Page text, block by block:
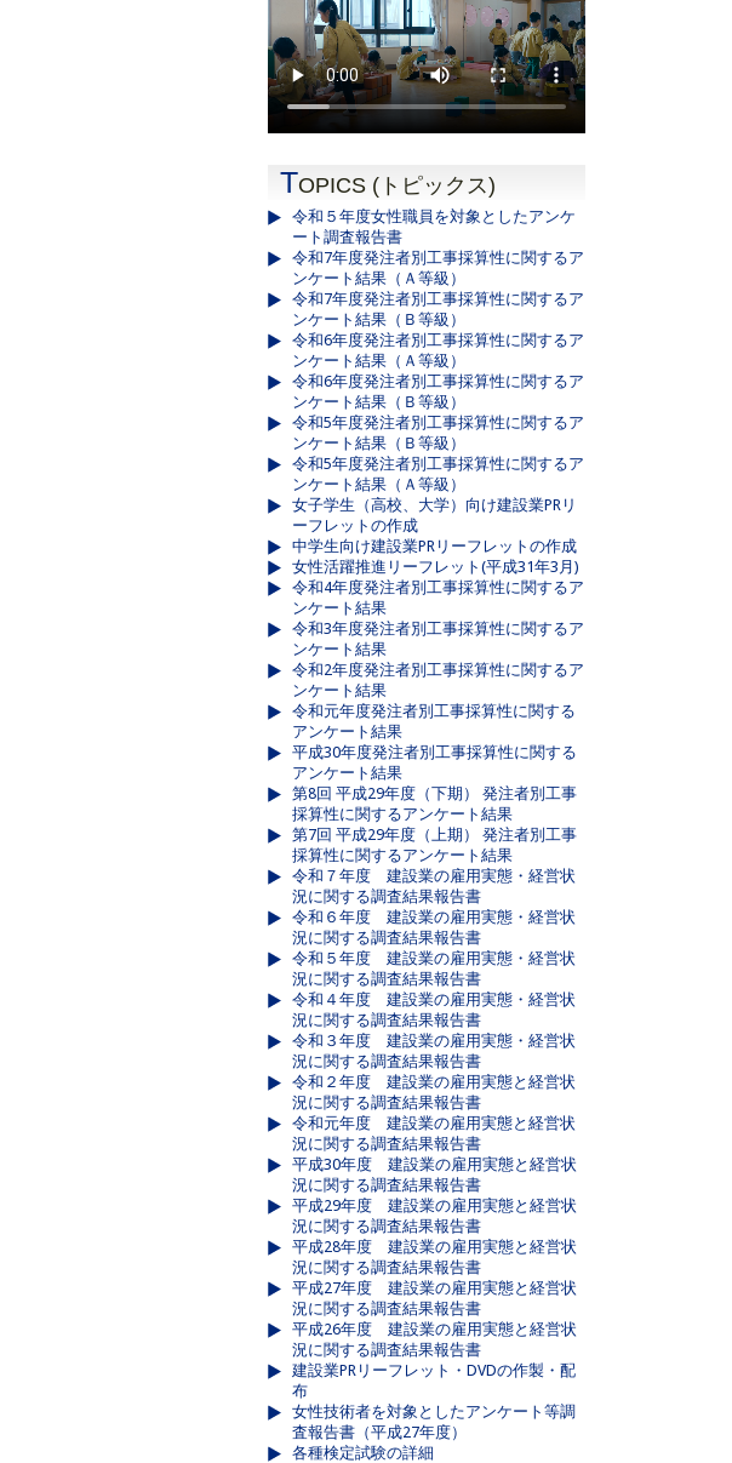
TOPICS (トピックス)
令和５年度女性職員を対象としたアンケ
ート調査報告書
令和7年度発注者別工事採算性に関するア
ンケート結果（Ａ等級）
令和7年度発注者別工事採算性に関するア
ンケート結果（Ｂ等級）
令和6年度発注者別工事採算性に関するア
ンケート結果（Ａ等級）
令和6年度発注者別工事採算性に関するア
ンケート結果（Ｂ等級）
令和5年度発注者別工事採算性に関するア
ンケート結果（Ｂ等級）
令和5年度発注者別工事採算性に関するア
ンケート結果（Ａ等級）
女子学生（高校、大学）向け建設業PRリ
ーフレットの作成
中学生向け建設業PRリーフレットの作成
女性活躍推進リーフレット(平成31年3月)
令和4年度発注者別工事採算性に関するア
ンケート結果
令和3年度発注者別工事採算性に関するア
ンケート結果
令和2年度発注者別工事採算性に関するア
ンケート結果
令和元年度発注者別工事採算性に関する
アンケート結果
平成30年度発注者別工事採算性に関する
アンケート結果
第8回 平成29年度（下期） 発注者別工事
採算性に関するアンケート結果
第7回 平成29年度（上期） 発注者別工事
採算性に関するアンケート結果
令和７年度 建設業の雇用実態・経営状
況に関する調査結果報告書
令和６年度 建設業の雇用実態・経営状
況に関する調査結果報告書
令和５年度 建設業の雇用実態・経営状
況に関する調査結果報告書
令和４年度 建設業の雇用実態・経営状
況に関する調査結果報告書
令和３年度 建設業の雇用実態・経営状
況に関する調査結果報告書
令和２年度 建設業の雇用実態と経営状
況に関する調査結果報告書
令和元年度 建設業の雇用実態と経営状
況に関する調査結果報告書
平成30年度 建設業の雇用実態と経営状
況に関する調査結果報告書
平成29年度 建設業の雇用実態と経営状
況に関する調査結果報告書
平成28年度 建設業の雇用実態と経営状
況に関する調査結果報告書
平成27年度 建設業の雇用実態と経営状
況に関する調査結果報告書
平成26年度 建設業の雇用実態と経営状
況に関する調査結果報告書
建設業PRリーフレット・DVDの作製・配
布
女性技術者を対象としたアンケート等調
査報告書（平成27年度）
各種検定試験の詳細